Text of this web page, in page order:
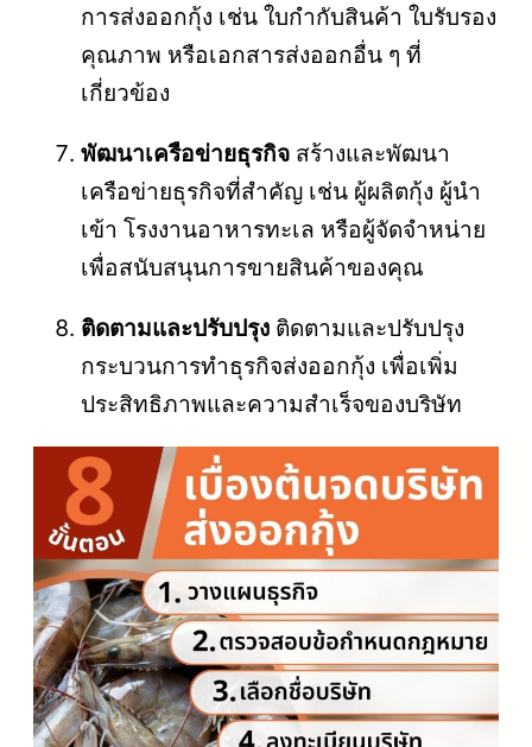
การส่งออกกุ้ง เช่น ใบกำกับสินค้า ใบรับรอง
คุณภาพ หรือเอกสารส่งออกอื่น ๆ ที่
เกี่ยวข้อง
พัฒนาเครือข่ายธุรกิจ สร้างและพัฒนา
เครือข่ายธุรกิจที่สำคัญ เช่น ผู้ผลิตกุ้ง ผู้นำ
เข้า โรงงานอาหารทะเล หรือผู้จัดจำหน่าย
เพื่อสนับสนุนการขายสินค้าของคุณ
ติดตามและปรับปรุง ติดตามและปรับปรุง
กระบวนการทำธุรกิจส่งออกกุ้ง เพื่อเพิ่ม
ประสิทธิภาพและความสำเร็จของบริษัท